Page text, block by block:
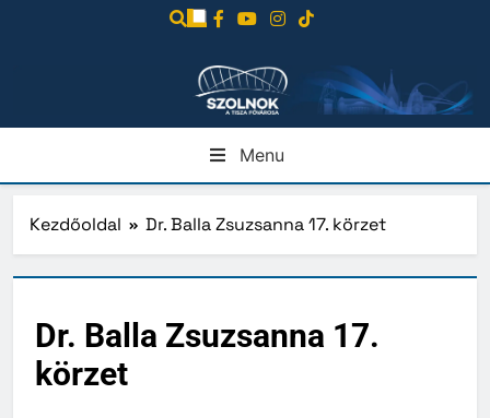
Menu
Kezdőoldal Dr. Balla Zsuzsanna 17. körzet
Dr. Balla Zsuzsanna 17.
körzet